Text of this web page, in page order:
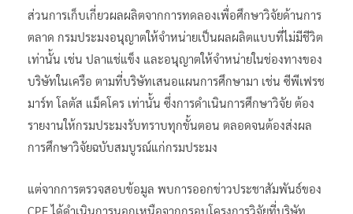
ส่วนการเก็บเกี่ยวผลผลิตจากการทดลองเพื่อศึกษาวิจัยด้านการ
ตลาด กรมประมงอนุญาตให้จำหน่ายเป็นผลผลิตแบบที่ไม่มีชีวิต
เท่านั้น เช่น ปลาแช่แข็ง และอนุญาตให้จำหน่ายในช่องทางของ
บริษัทในเครือ ตามที่บริษัทเสนอแผนการศึกษามา เช่น ซีพีเฟรช
มาร์ท โลตัส แม็คโคร เท่านั้น ซึ่งการดำเนินการศึกษาวิจัย ต้อง
รายงานให้กรมประมงรับทราบทุกขั้นตอน ตลอดจนต้องส่งผล
การศึกษาวิจัยฉบับสมบูรณ์แก่กรมประมง
แต่จากการตรวจสอบข้อมูล พบการออกข่าวประชาสัมพันธ์ของ
CPF ได้ดำเนินการนอกเหนือจากกรอบโครงการวิจัยที่บริษัท